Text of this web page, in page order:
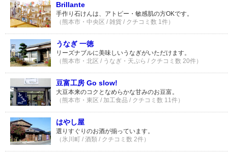
Brillante
手作り石けんは、アトピー・敏感肌の方OKです。
（熊本市・中央区 / 雑貨 / クチコミ数 1件）
うなぎ 一徳
リーズナブルに美味しいうなぎがいただけます。
（熊本市・北区 / うなぎ・天ぷら / クチコミ数 20件）
豆富工房 Go slow!
大豆本来のコクとなめらかな甘みのお豆富。
（熊本市・東区 / 加工食品 / クチコミ数 11件）
はやし屋
選りすぐりのお酒が揃っています。
（氷川町 / 酒類 / クチコミ数 2件）